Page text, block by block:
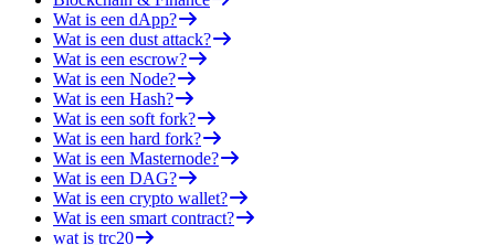
Wat is een dApp?
Wat is een dust attack?
Wat is een escrow?
Wat is een Node?
Wat is een Hash?
Wat is een soft fork?
Wat is een hard fork?
Wat is een Masternode?
Wat is een DAG?
Wat is een crypto wallet?
Wat is een smart contract?
wat is trc20